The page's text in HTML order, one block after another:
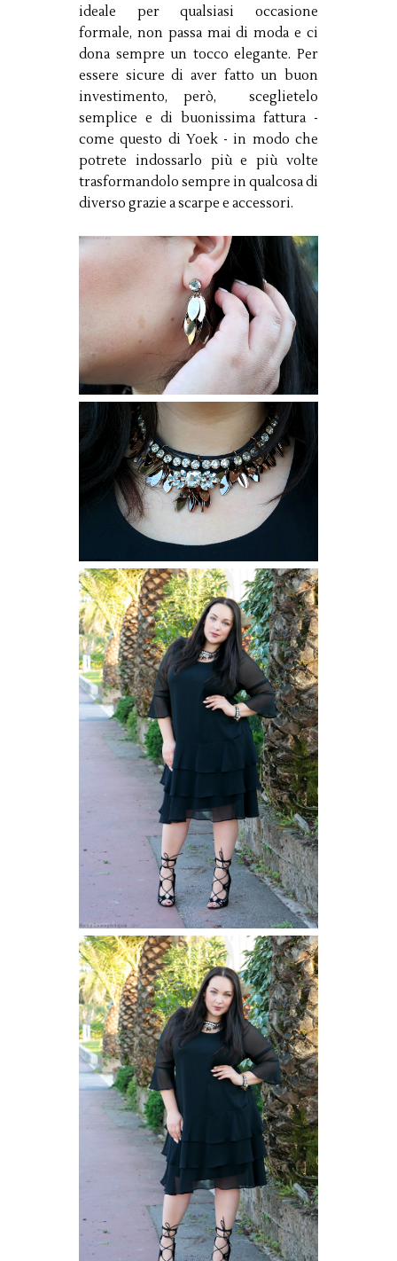
ideale per qualsiasi occasione
formale, non passa mai di moda e ci
dona sempre un tocco elegante. Per
essere sicure di aver fatto un buon
investimento, però, sceglietelo
semplice e di buonissima fattura -
come questo di Yoek - in modo che
potrete indossarlo più e più volte
trasformandolo sempre in qualcosa di
diverso grazie a scarpe e accessori.